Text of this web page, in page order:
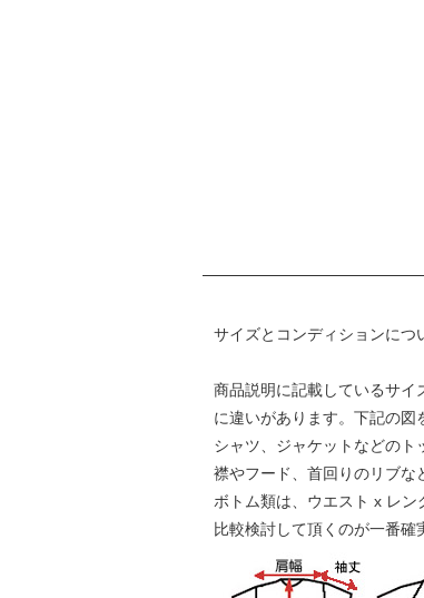
サイズとコンディションにつ
商品説明に記載しているサイ
に違いがあります。下記の図
シャツ、ジャケットなどの
襟やフード、首回りのリブな
ボトム類は、ウエスト x レ
比較検討して頂くのが一番確